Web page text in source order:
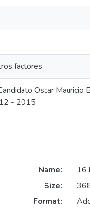
factores
Oscar
- 2015
Name:
Size:
Format: